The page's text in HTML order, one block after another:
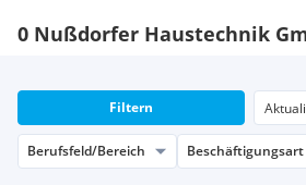
0 Nußdorfer Haustechnik
Filtern
Berufsfeld/Bereich Beschäftigungsart